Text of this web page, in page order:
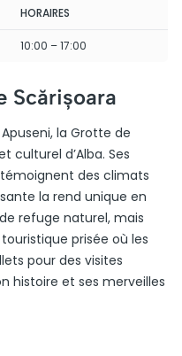
HORAIRES
10:00 – 17:00
Scărișoara
la Grotte de
culturel d’Alba. Ses
des climats
la rend unique en
refuge naturel, mais
prisée où les
pour des visites
histoire et ses merveilles